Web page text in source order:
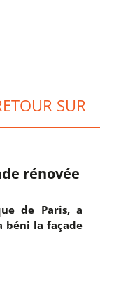
SUR
rénovée
de Paris, a
béni la façade